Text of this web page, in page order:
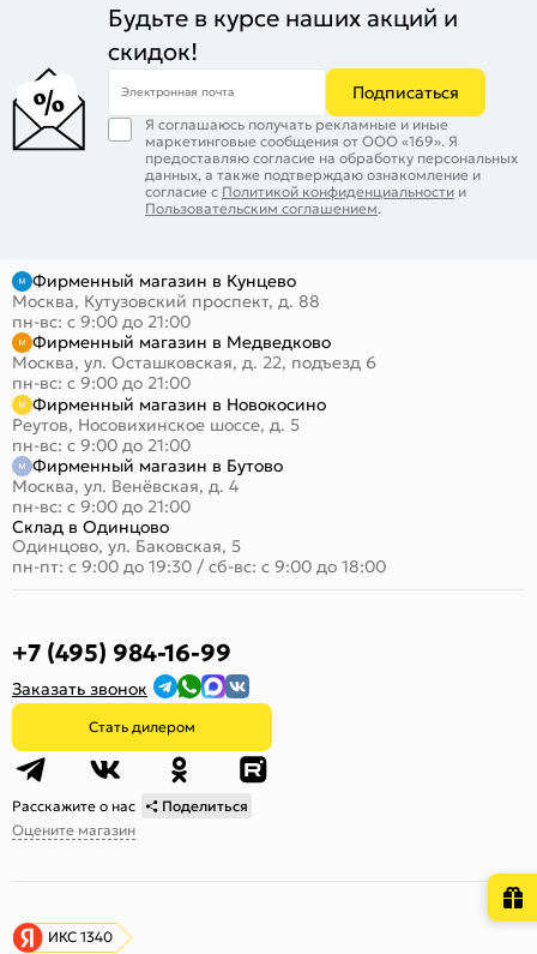
Будьте в курсе наших акций и
скидок!
Электронная почта Подписаться
Я соглашаюсь получать рекламные и иные
маркетинговые сообщения от ООО «169». Я
предоставляю согласие на обработку персональных
данных, а также подтверждаю ознакомление и
согласие с Политикой конфиденциальности и
Пользовательским соглашением.
Фирменный магазин в Кунцево
Москва, Кутузовский проспект, д. 88
пн-вс: с 9:00 до 21:00
Фирменный магазин в Медведково
Москва, ул. Осташковская, д. 22, подъезд 6
пн-вс: с 9:00 до 21:00
Фирменный магазин в Новокосино
Реутов, Носовихинское шоссе, д. 5
пн-вс: с 9:00 до 21:00
Фирменный магазин в Бутово
Москва, ул. Венёвская, д. 4
пн-вс: с 9:00 до 21:00
Склад в Одинцово
Одинцово, ул. Баковская, 5
пн-пт: с 9:00 до 19:30 / сб-вс: с 9:00 до 18:00
+7 (495) 984-16-99
Заказать звонок
Стать дилером
Расскажите о нас
Поделиться
Оцените магазин
ИКС 1340